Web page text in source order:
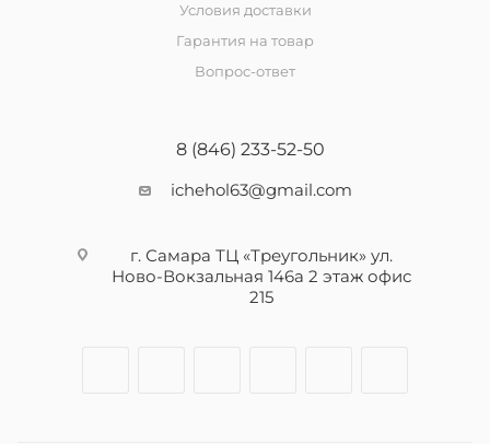
Условия доставки
Гарантия на товар
Вопрос-ответ
8 (846) 233-52-50
ichehol63@gmail.com
г. Самара ТЦ «Треугольник» ул.
Ново-Вокзальная 146а 2 этаж офис
215